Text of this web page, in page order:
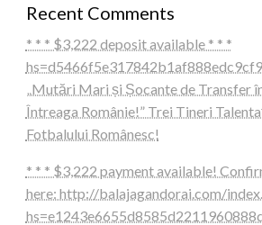
Recent Comments
* * * $3,222 deposit available * * *
„Mutări Mari și Șocante de Transfer
Întreaga Românie!” Trei Tineri
Fotbalului Românesc!
* * * $3,222 payment available!
here: http://balajagandorai.com/